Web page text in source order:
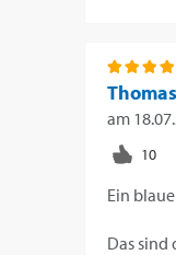
am
Ein
Das